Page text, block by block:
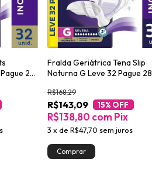
28
Fralda Geriátrica Tena Slip
Noturna G Leve 32 Pague 28
R$143,09
R$168,29
15% OFF
3 x de R$47,70 sem juros
R$138,80 com Pix